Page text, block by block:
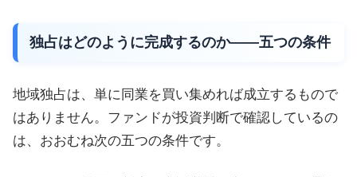
独占はどのように完成するのか——五つの条件
地域独占は、単に同業を買い集めれば成立するもので
はありません。ファンドが投資判断で確認しているの
は、おおむね次の五つの条件です。